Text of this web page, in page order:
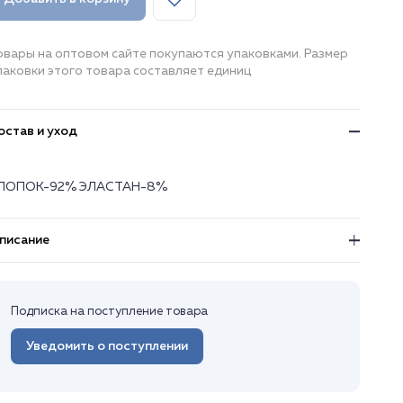
на оптовом сайте покупаются упаковками. Размер
этого товара составляет единиц
и уход
92% ЭЛАСТАН-8%
Подписка на поступление товара
Уведомить о поступлении